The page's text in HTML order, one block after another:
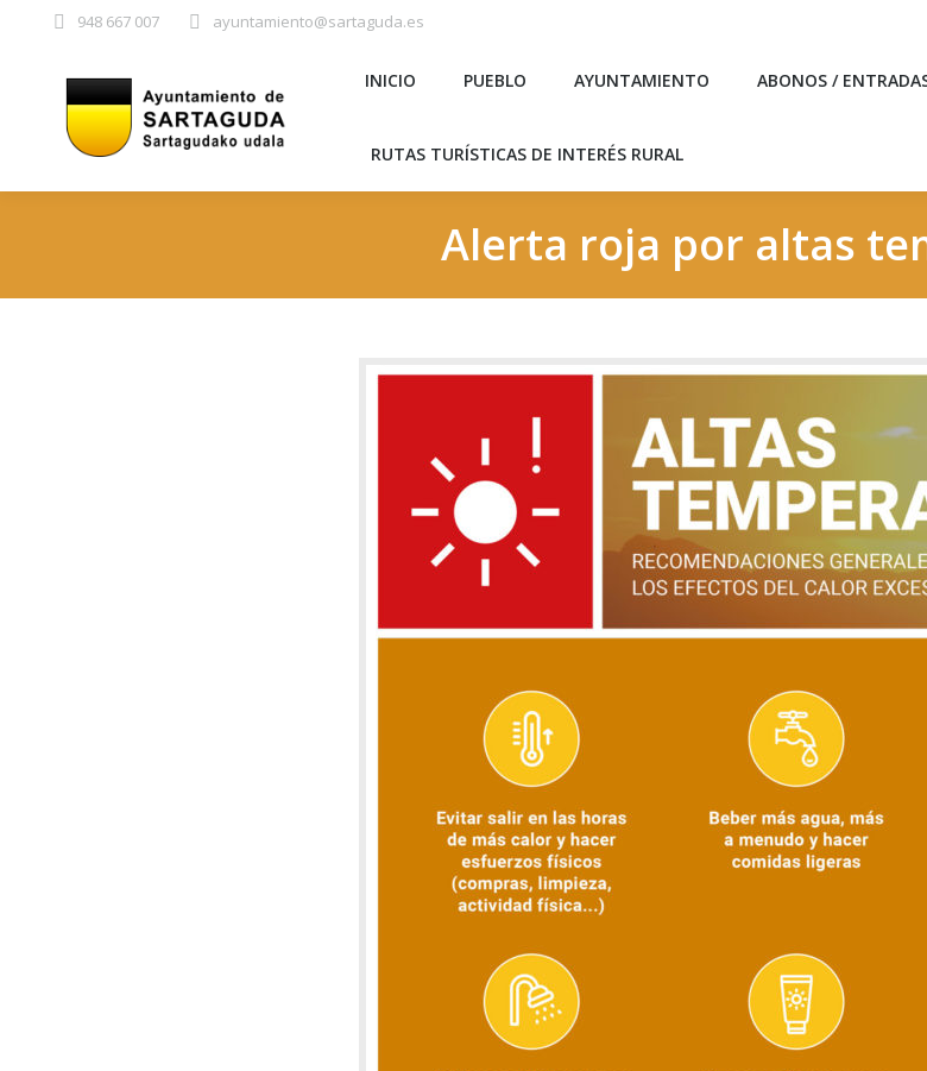
948 667 007 ayuntamiento@sartaguda.es
INICIO PUEBLO AYUNTAMIENTO ABONOS /
RUTAS TURÍSTICAS DE INTERÉS RURAL
Alerta roja por altas
ABONOS /